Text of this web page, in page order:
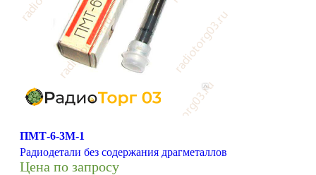
ПМТ-6-3М-1
Радиодетали без содержания драгметаллов
Цена по запросу